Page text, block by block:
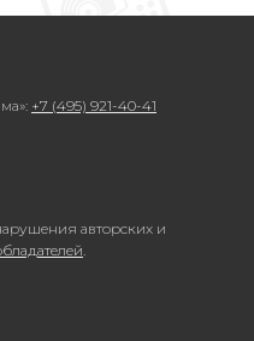
+7 (495) 921-40-41
авторских и
.